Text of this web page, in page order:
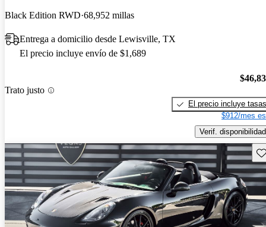
Black Edition RWD 68,952 millas
Entrega a domicilio desde Lewisville, TX
El precio incluye envío de $1,689
Trato justo
El precio incluye tasas
$912/mes
Verif. disponibilidad